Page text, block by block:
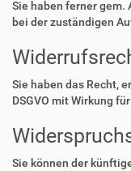
Sie haben ferner gem.
bei der zuständigen
Sie haben das Recht,
DSGVO mit Wirkung
Sie können der